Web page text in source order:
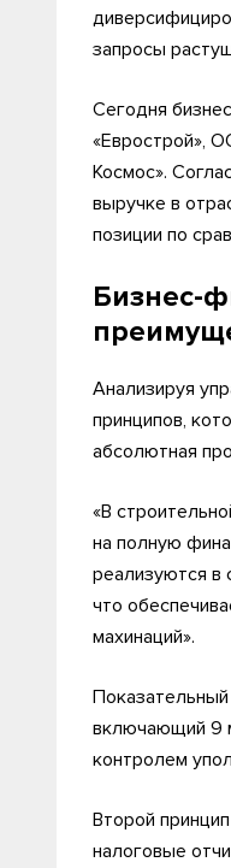
запросы
Сегодня
«Еврострой»,
Космос».
выручке в
позиции по
Бизнес-
Анализируя
принципов,
абсолютная
«В
на полную
реализуются в
что
махинаций».
включающий 9
контролем
Второй
налоговые